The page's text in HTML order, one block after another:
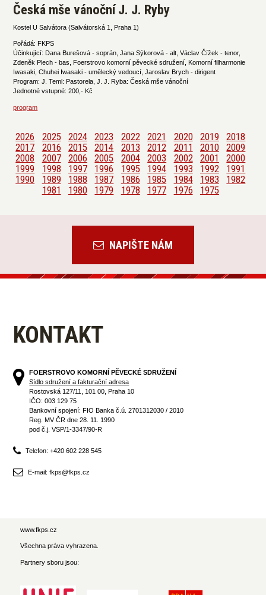
Česká mše vánoční J. J. Ryby
Kostel U Salvátora (Salvátorská 1, Praha 1)
Pořádá: FKPS
Účinkující: Dana Burešová - soprán, Jana Sýkorová - alt, Václav Čížek - tenor,
Zdeněk Plech - bas, Foerstrovo komorní pěvecké sdružení, Komorní filharmonie
Iwasaki, Chuhei Iwasaki - umělecký vedoucí, Jaroslav Brych - dirigent
Program: J. Teml: Pastorela, J. J. Ryba: Česká mše vánoční
Jednotné vstupné: 200,- Kč
program
2026 2025 2024 2023 2022 2021 2020 2019
2018
2017
2016 2015 2014 2013 2012 2011 2010
2009
2008
2007 2006 2005 2004 2003 2002 2001
2000
1999
1998 1997 1996 1995 1994 1993 1992
1991
1990
1989 1988 1987 1986 1985 1984 1983
1982
1981
1980 1979 1978 1977 1976 1975
NAPIŠTE NÁM
KONTAKT
FOERSTROVO KOMORNÍ PĚVECKÉ SDRUŽENÍ
Sídlo sdružení a fakturační adresa
Rostovská 127/11, 101 00, Praha 10
IČO: 003 129 75
Bankovní spojení: FIO Banka č.ú. 2701312030 / 2010
Reg. MV ČR dne 28. 11. 1990
pod č.j. VSP/1-3347/90-R
Telefon: +420 602 228 545
E-mail: fkps@fkps.cz
www.fkps.cz
Všechna práva vyhrazena.
Partnery sboru jsou: